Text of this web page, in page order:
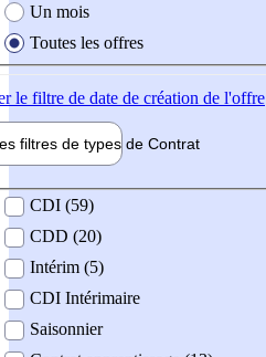
Un mois
Toutes les offres
le filtre de date de création de l'offre
filtres de types de Contrat
contrat
CDI (59)
CDD (20)
Intérim (5)
CDI Intérimaire
Saisonnier